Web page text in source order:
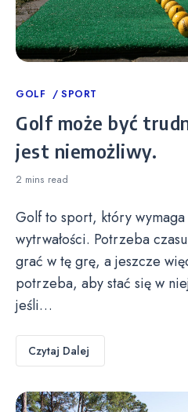
Categories
GOLF SPORT
Golf może być
jest niemożliwy.
2 mins read
Golf to sport, który
wytrwałości. Potrzeba
grać w tę grę, a jeszcze
potrzeba, aby stać się w
jeśli…
Czytaj Dalej